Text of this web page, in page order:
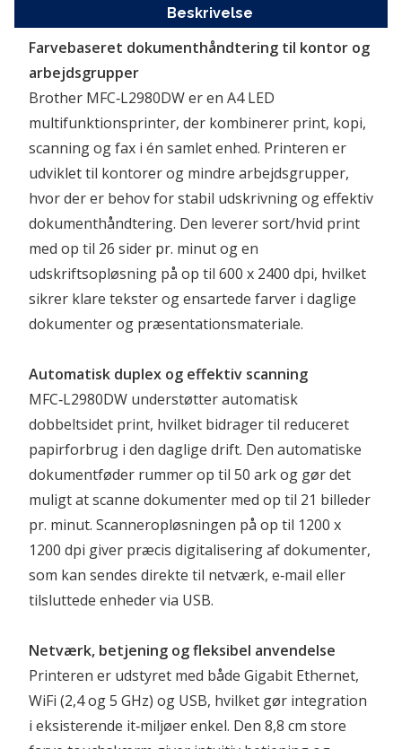
Beskrivelse
Farvebaseret dokumenthåndtering til kontor og
arbejdsgrupper
Brother MFC‑L2980DW er en A4 LED
multifunktionsprinter, der kombinerer print, kopi,
scanning og fax i én samlet enhed. Printeren er
udviklet til kontorer og mindre arbejdsgrupper,
hvor der er behov for stabil udskrivning og effektiv
dokumenthåndtering. Den leverer sort/hvid print
med op til 26 sider pr. minut og en
udskriftsopløsning på op til 600 x 2400 dpi, hvilket
sikrer klare tekster og ensartede farver i daglige
dokumenter og præsentationsmateriale.
Automatisk duplex og effektiv scanning
MFC‑L2980DW understøtter automatisk
dobbeltsidet print, hvilket bidrager til reduceret
papirforbrug i den daglige drift. Den automatiske
dokumentføder rummer op til 50 ark og gør det
muligt at scanne dokumenter med op til 21 billeder
pr. minut. Scanneropløsningen på op til 1200 x
1200 dpi giver præcis digitalisering af dokumenter,
som kan sendes direkte til netværk, e‑mail eller
tilsluttede enheder via USB.
Netværk, betjening og fleksibel anvendelse
Printeren er udstyret med både Gigabit Ethernet,
WiFi (2,4 og 5 GHz) og USB, hvilket gør integration
i eksisterende it‑miljøer enkel. Den 8,8 cm store